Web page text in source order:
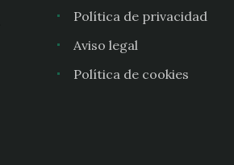
Política de privacidad
Aviso legal
Política de cookies